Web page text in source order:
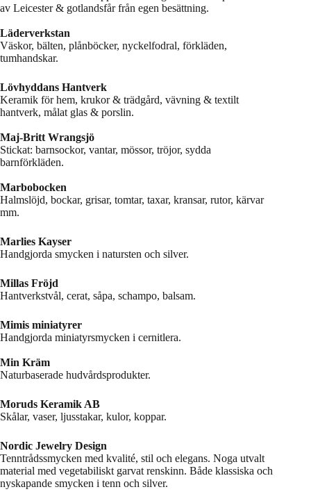
av Leicester & gotlandsfår från egen besättning.
Läderverkstan
Väskor, bälten, plånböcker, nyckelfodral, förkläden,
tumhandskar.
Lövhyddans Hantverk
Keramik för hem, krukor & trädgård, vävning & textilt
hantverk, målat glas & porslin.
Maj-Britt Wrangsjö
Stickat: barnsockor, vantar, mössor, tröjor, sydda
barnförkläden.
Marbobocken
Halmslöjd, bockar, grisar, tomtar, taxar, kransar, rutor, kärvar
mm.
Marlies Kayser
Handgjorda smycken i natursten och silver.
Millas Fröjd
Hantverkstvål, cerat, såpa, schampo, balsam.
Mimis miniatyrer
Handgjorda miniatyrsmycken i cernitlera.
Min Kräm
Naturbaserade hudvårdsprodukter.
Moruds Keramik AB
Skålar, vaser, ljusstakar, kulor, koppar.
Nordic Jewelry Design
Tenntrådssmycken med kvalité, stil och elegans. Noga utvalt
material med vegetabiliskt garvat renskinn. Både klassiska och
nyskapande smycken i tenn och silver.